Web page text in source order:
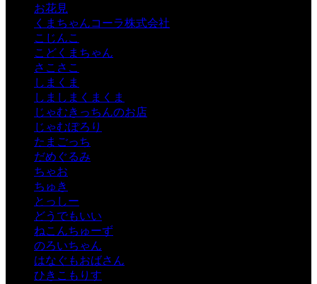
お花見
くまちゃんコーラ株式会社
こじんこ
こどくまちゃん
さこさこ
しまくま
しましまくまくま
じゃむきっちんのお店
じゃむぽろり
たまごっち
だめぐるみ
ちゃお
ちゅき
とっしー
どうでもいい
ねこんちゅーず
のろいちゃん
はなぐもおばさん
ひきこもりす